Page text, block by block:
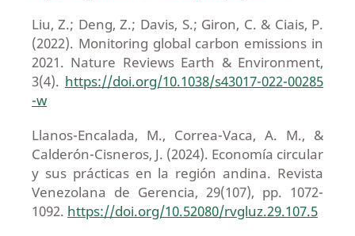
Liu, Z.; Deng, Z.; Davis, S.; Giron, C. & Ciais, P.
(2022). Monitoring global carbon emissions in
2021. Nature Reviews Earth & Environment,
3(4). https://doi.org/10.1038/s43017-022-00285
-w
Llanos-Encalada, M., Correa-Vaca, A. M., &
Calderón-Cisneros, J. (2024). Economía circular
y sus prácticas en la región andina. Revista
Venezolana de Gerencia, 29(107), pp. 1072-
1092. https://doi.org/10.52080/rvgluz.29.107.5